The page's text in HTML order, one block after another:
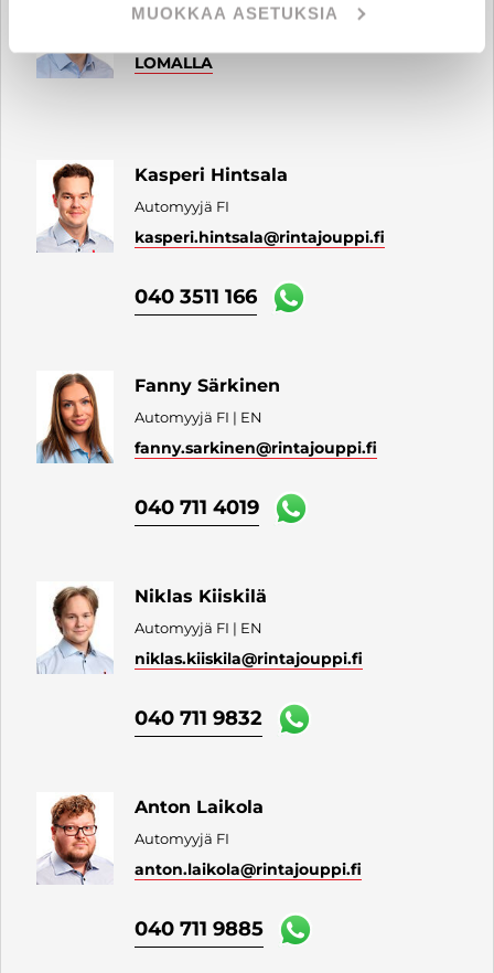
MUOKKAA ASETUKSIA
LOMALLA
Kasperi Hintsala
Automyyjä FI
kasperi.hintsala@rintajouppi.fi
040 3511 166
Fanny Särkinen
Automyyjä FI | EN
fanny.sarkinen@rintajouppi.fi
040 711 4019
Niklas Kiiskilä
Automyyjä FI | EN
niklas.kiiskila@rintajouppi.fi
040 711 9832
Anton Laikola
Automyyjä FI
anton.laikola@rintajouppi.fi
040 711 9885